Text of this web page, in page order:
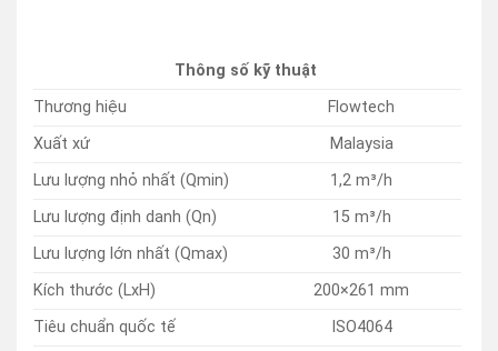
Thông số kỹ thuật
Thương hiệu
Flowtech
Xuất xứ
Malaysia
Lưu lượng nhỏ nhất (Qmin)
1,2 m³/h
Lưu lượng định danh (Qn)
15 m³/h
Lưu lượng lớn nhất (Qmax)
30 m³/h
Kích thước (LxH)
200×261 mm
Tiêu chuẩn quốc tế
ISO4064